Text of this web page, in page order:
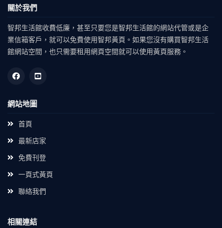
關於我們
智邦生活館收費低廉，甚至只要您是智邦生活館的網站代管或是企
業信箱客戶，就可以免費使用智邦黃頁。如果您沒有購買智邦生活
館網站空間，也只需要租用網頁空間就可以使用黃頁服務。
網站地圖
首頁
最新店家
免費刊登
一頁式黃頁
聯絡我們
相關連結